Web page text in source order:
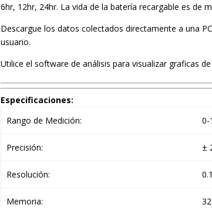
6hr, 12hr, 24hr. La vida de la batería recargable es de
Descargue los datos colectados directamente a una
usuario.
Utilice el software de análisis para visualizar graficas
Especificaciones:
Rango de Medición:
0-
Precisión: ±
Resolución:
Memoria: